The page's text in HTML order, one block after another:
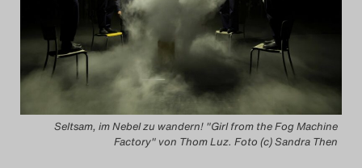
Das Theatertreffen-Blog
2014
Das Theatertreffen-Blog
2015
Seltsam, im Nebel zu wandern! "Girl from the Fog Machine
Factory" von Thom Luz. Foto (c) Sandra Then